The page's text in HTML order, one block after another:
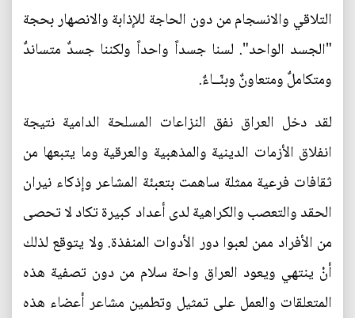
التلاقي والانسجام من دون الحاجة للإذابة والانصهار بحجة
"الجسد الواحد". لسنا جسداً واحداً ولكننا جسدٌ متساندٌ
ومتكاملٌ ومتعاونٌ وبنّــاءٌ.
لقد دخل العراق نفق النزاعات المسلحة الدامية نتيجة
انفلاق الأزمات الدينية والمذهبية والعرقية وما يتبعها من
ثقافات فرعية ممثلة ساهمت بتعبئة المشاعر وإذكاء نيران
الحقد والتعصب والكراهية لدى أعداد كبيرة تكاد لا تحصى
من الأفراد ممن لعبوا دور الأدوات المنفذة. ولا يتوقع لذلك
أنْ ينتهي ويعود العراق واحة سلام من دون تصفية هذه
المتعلقات والعمل على تمثيل وتطمين مشاعر أعضاء هذه